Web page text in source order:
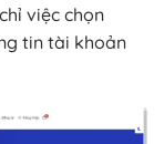
việc chọn
tin tài khoản